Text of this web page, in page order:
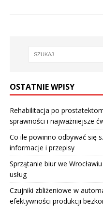
OSTATNIE WPISY
Rehabilitacja po
sprawności i najważniejsze
Co ile powinno odbywać się
informacje i przepisy
Sprzątanie biur we
usług
Czujniki zbliżeniowe w
efektywności produkcji